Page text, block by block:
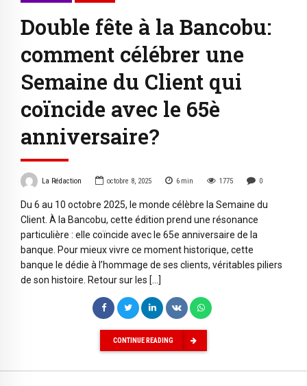
Double fête à la Bancobu:
comment célébrer une
Semaine du Client qui
coïncide avec le 65è
anniversaire?
La Rédaction octobre 8, 2025 6 min 1775 0
Du 6 au 10 octobre 2025, le monde célèbre la Semaine du
Client. À la Bancobu, cette édition prend une résonance
particulière : elle coïncide avec le 65e anniversaire de la
banque. Pour mieux vivre ce moment historique, cette
banque le dédie à l’hommage de ses clients, véritables piliers
de son histoire. Retour sur les […]
CONTINUE READING